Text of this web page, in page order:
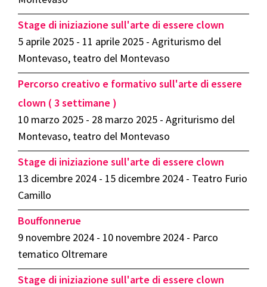
Stage di iniziazione sull'arte di essere clown
5 aprile 2025 - 11 aprile 2025 - Agriturismo del
Montevaso, teatro del Montevaso
Percorso creativo e formativo sull'arte di essere
clown ( 3 settimane )
10 marzo 2025 - 28 marzo 2025 - Agriturismo del
Montevaso, teatro del Montevaso
Stage di iniziazione sull'arte di essere clown
13 dicembre 2024 - 15 dicembre 2024 - Teatro Furio
Camillo
Bouffonnerue
9 novembre 2024 - 10 novembre 2024 - Parco
tematico Oltremare
Stage di iniziazione sull'arte di essere clown